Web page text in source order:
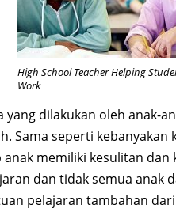
High School Teacher Helping
Work
yang dilakukan oleh anak-
Sama seperti
memiliki kesulitan
dan tidak semua anak
pelajaran tambahan dari